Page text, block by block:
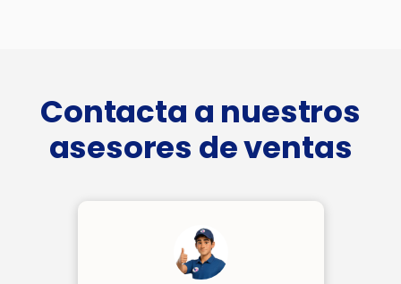
Contacta a nuestros
asesores de ventas